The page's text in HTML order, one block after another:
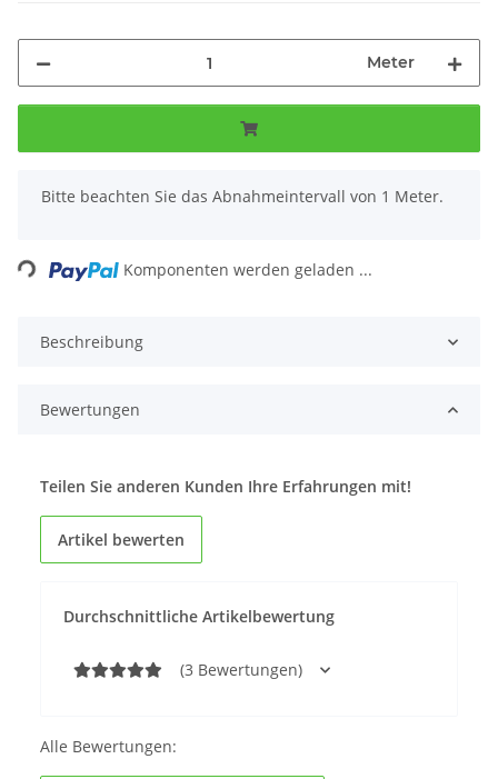
Meter
x
Bitte beachten Sie das Abnahmeintervall von 1 Meter.
Loading... Komponenten werden geladen ...
Beschreibung
Bewertungen
Durchschnittliche Artikelbewertung
(3 Bewertungen)
Teilen Sie anderen Kunden Ihre Erfahrungen mit!
Artikel bewerten
Alle Bewertungen: